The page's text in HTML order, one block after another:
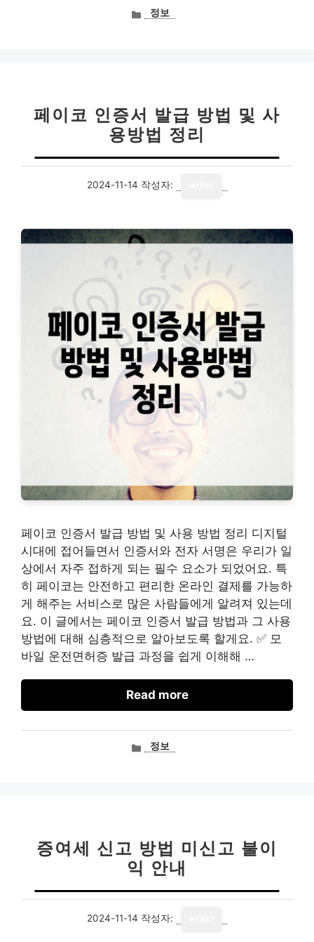
카정보
페이코 인증서 발급 방법 및 사
용방법 정리
2024-11-14 작성자:
페이코 인증서 발급 방법 및 사용 방법 정리 디지털
시대에 접어들면서 인증서와 전자 서명은 우리가 일
상에서 자주 접하게 되는 필수 요소가 되었어요. 특
히 페이코는 안전하고 편리한 온라인 결제를 가능하
게 해주는 서비스로 많은 사람들에게 알려져 있는데
요. 이 글에서는 페이코 인증서 발급 방법과 그 사용
방법에 대해 심층적으로 알아보도록 할게요. ✅ 모
바일 운전면허증 발급 과정을 쉽게 이해해 …
Read more
카정보
증여세 신고 방법 미신고 불이
익 안내
2024-11-14 작성자: